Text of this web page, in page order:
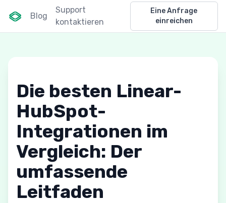
Blog
Support
kontaktieren
Eine Anfrage
einreichen
Die besten Linear-
HubSpot-
Integrationen im
Vergleich: Der
umfassende
Leitfaden